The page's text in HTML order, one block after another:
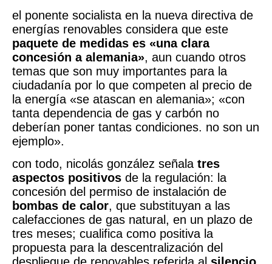
el ponente socialista en la nueva directiva de
energías renovables considera que este
paquete de medidas es «una clara
concesión a alemania», aun cuando otros
temas que son muy importantes para la
ciudadanía por lo que competen al precio de
la energía «se atascan en alemania»; «con
tanta dependencia de gas y carbón no
deberían poner tantas condiciones. no son un
ejemplo».
con todo, nicolás gonzález señala tres
aspectos positivos de la regulación: la
concesión del permiso de instalación de
bombas de calor, que substituyan a las
calefacciones de gas natural, en un plazo de
tres meses; cualifica como positiva la
propuesta para la descentralización del